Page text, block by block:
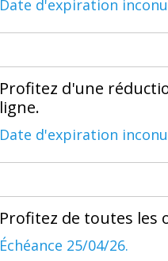
Date d'expiration
Profitez d'une
ligne.
Date d'expiration
Profitez de toutes les
Échéance 25/04/26.